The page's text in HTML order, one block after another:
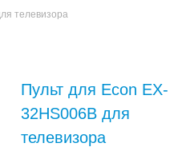
телевизора
Пульт для Econ EX-
32HS006B для
телевизора